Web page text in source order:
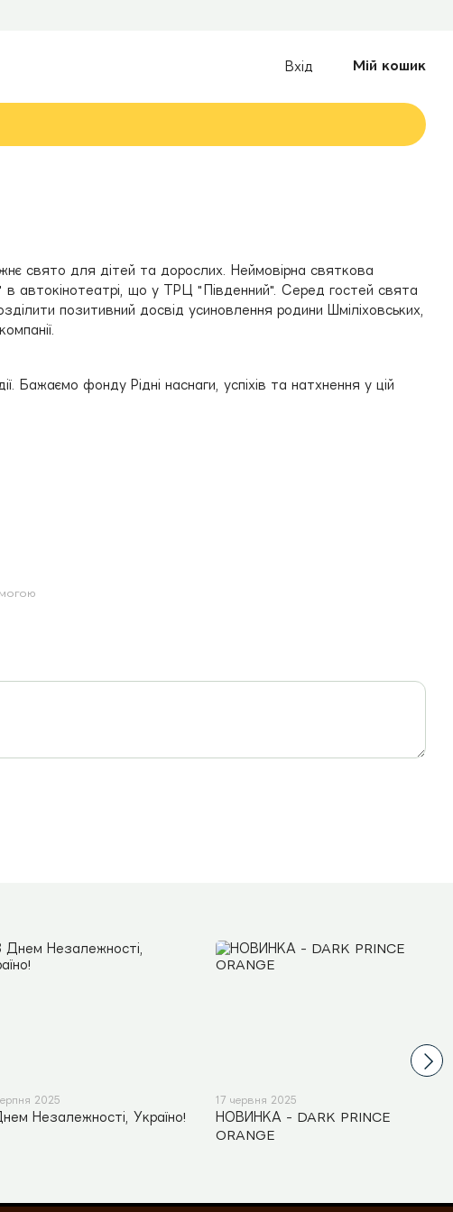
Вхід Мій кошик
свято для дітей та дорослих. Неймовірна святкова
в автокінотеатрі, що у ТРЦ "Південний". Серед гостей свята
позитивний досвід усиновлення родини Шміліховських,
Бажаємо фонду Рідні наснаги, успіхів та натхнення у цій
2025
Незалежності, Україно!
17 червня 2025
НОВИНКА - DARK PRINCE
ORANGE